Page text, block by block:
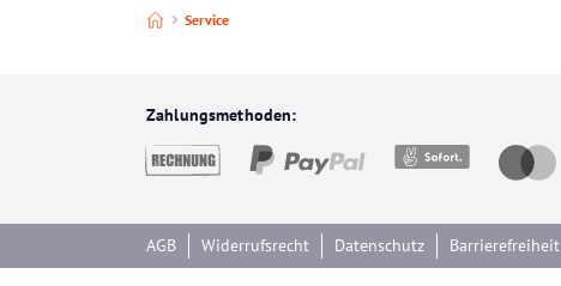
Service
Unsere Zahlungsmethoden und Versandarten
Zahlungsmethoden:
AGB Widerrufsrecht Datenschutz Barrierefreiheit